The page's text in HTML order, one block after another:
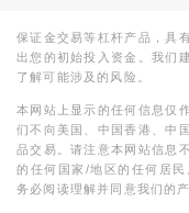
保证金交易等杠杆产品，具
出您的初始投入资金。我们
了解可能涉及的风险。
本网站上显示的任何信息仅
们不向美国、中国香港、中
品交易。请注意本网站信息
的任何国家/地区的任何居
务必阅读理解并同意我们的